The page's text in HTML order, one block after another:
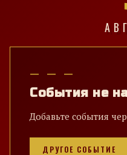
— — —
События не
Добавьте события
ДРУГОЕ СОБЫТИЕ